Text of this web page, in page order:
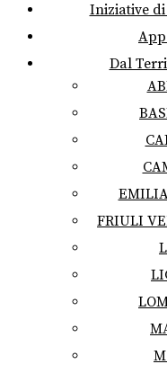
Iniziative
Dal
FRIULI